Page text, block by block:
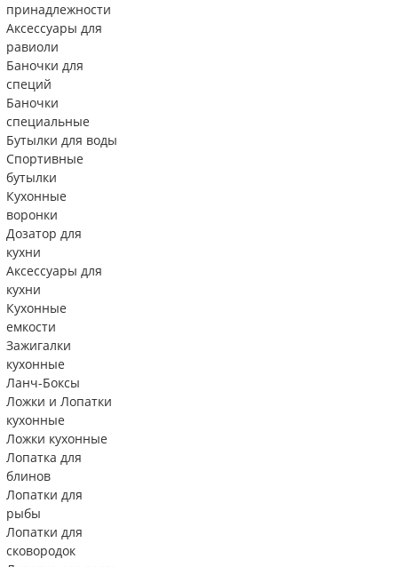
принадлежности
Аксессуары для
равиоли
Баночки для
специй
Баночки
специальные
Бутылки для воды
Спортивные
бутылки
Кухонные
воронки
Дозатор для
кухни
Аксессуары для
кухни
Кухонные
емкости
Зажигалки
кухонные
Ланч-Боксы
Ложки и Лопатки
кухонные
Ложки кухонные
Лопатка для
блинов
Лопатки для
рыбы
Лопатки для
сковородок